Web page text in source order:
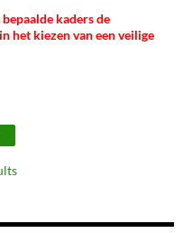
kaders de
het kiezen van een veilige